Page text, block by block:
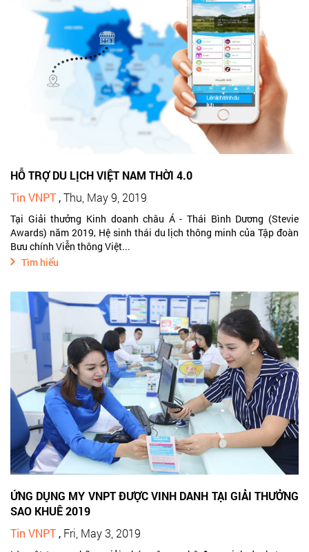
HỖ TRỢ DU LỊCH VIỆT NAM THỜI 4.0
Tin VNPT ,Thu, May 9, 2019
Tại Giải thưởng Kinh doanh châu Á - Thái Bình Dương (Stevie
Awards) năm 2019, Hệ sinh thái du lịch thông minh của Tập đoàn
Bưu chính Viễn thông Việt...
Tìm hiểu
ỨNG DỤNG MY VNPT ĐƯỢC VINH DANH TẠI GIẢI THƯỞNG
SAO KHUÊ 2019
Tin VNPT , Fri, May 3, 2019